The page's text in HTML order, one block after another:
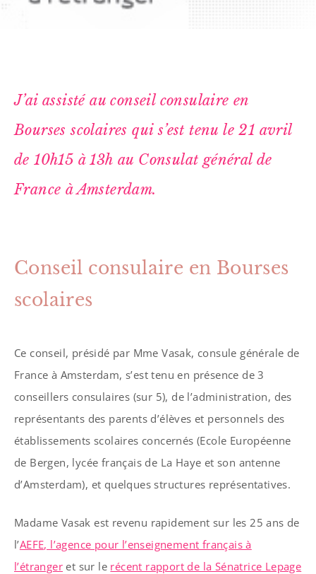
J’ai assisté auconseil consulaire en
Bourses scolaires qui s’est tenu le 21 avril
de 10h15 à 13h au Consulat général de
France à Amsterdam.
Conseil consulaire en Bourses
scolaires
Ce conseil, présidé par Mme Vasak, consule générale de
France à Amsterdam, s’est tenu en présence de 3
conseillers consulaires (sur 5), de l’administration, des
représentants des parents d’élèves et personnels des
établissements scolaires concernés (Ecole Européenne
de Bergen, lycée français de La Haye et son antenne
d’Amsterdam), et quelques structures représentatives.
Madame Vasak est revenu rapidement sur les 25 ans de
l’AEFE, l’agence pour l’enseignement français à
l’étranger et sur le récent rapport de la Sénatrice Lepage